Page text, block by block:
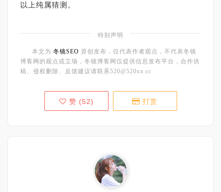
以上纯属猜测。
特别声明
本文为 冬镜SEO 原创发布，仅代表作者观点，不代表冬镜
博客网的观点或立场，冬镜博客网仅提供信息发布平台，合作供
稿、侵权删除、反馈建议请联系520@520xx.cc
赞 (52) 打赏